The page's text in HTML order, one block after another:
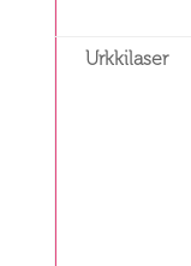
Urkkilaser